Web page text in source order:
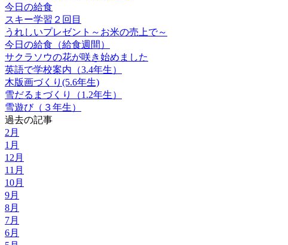
今日の給食
スキー学習２回目
うれしいプレゼント～お米の売上で～
今日の給食（給食週間）
サクラソウの花が咲き始めました
英語で学校案内（3.4年生）
木版画づくり(5.6年生)
雪だるまづくり（1.2年生）
雪遊び（３年生）
過去の記事
2月
1月
12月
11月
10月
9月
8月
7月
6月